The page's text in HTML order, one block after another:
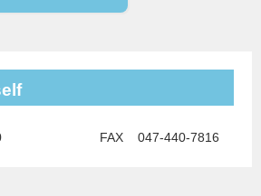
7810 FAX 047-440-7816